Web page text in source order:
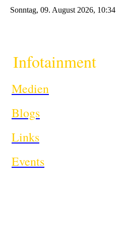
Sonntag, 09. August 2026, 10:34
Infotainment
Medien
Blogs
Links
Events